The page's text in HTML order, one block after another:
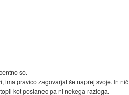
so.
ima pravico zagovarjat še naprej svoje. In nič
kot poslanec pa ni nekega razloga.